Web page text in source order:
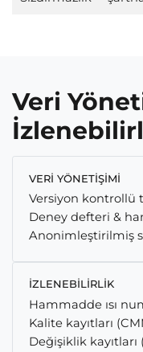
Veri
VERI YÖNETIŞIMI
Versiyon kontrollü
Deney defteri &
Anonimleştirilmiş
İZLENEBILIRLIK
Hammadde ısı
Kalite kayıtları
Değişiklik kayıtları